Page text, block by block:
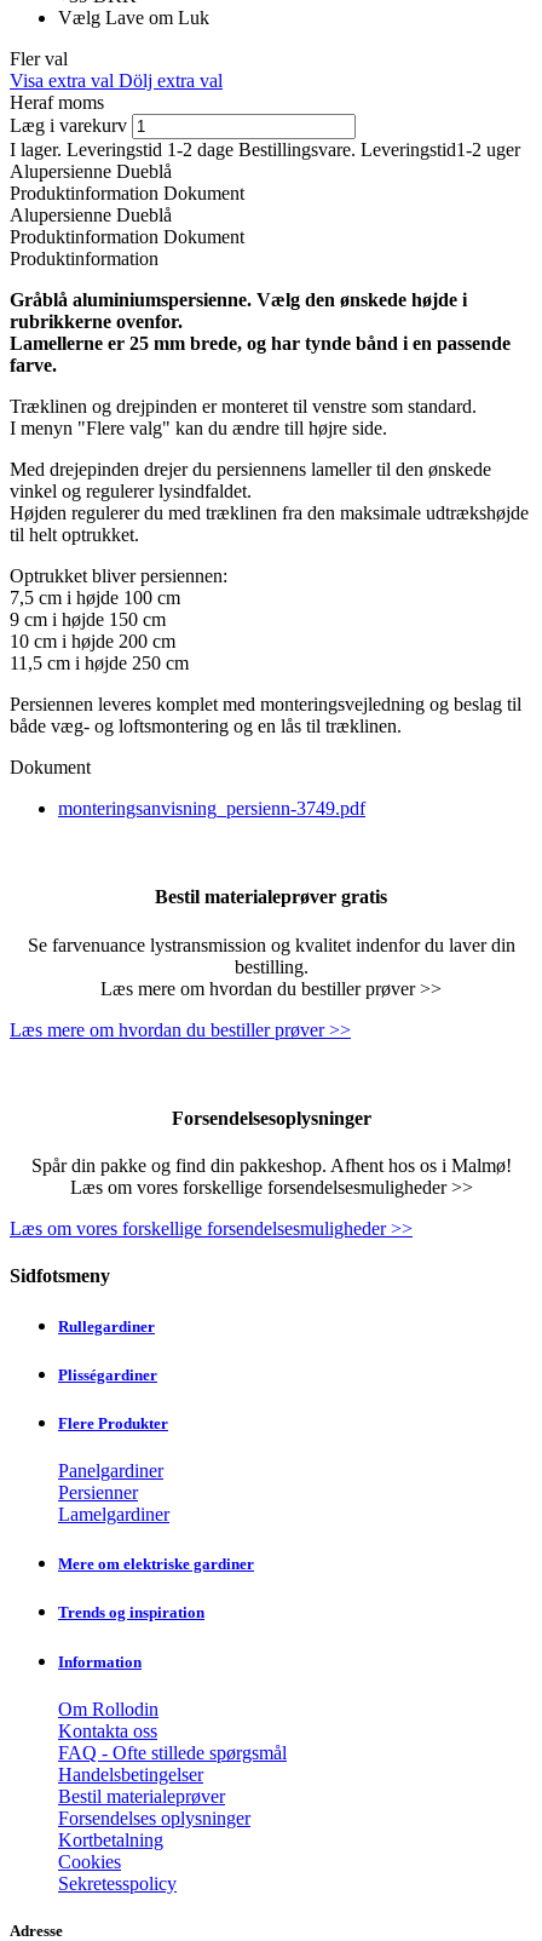
Vælg Lave om Luk
Fler val
Visa extra val Dölj extra val
Heraf moms
Læg i varekurv
I lager. Leveringstid 1-2 dage Bestillingsvare. Leveringstid1-2 uger
Alupersienne Dueblå
Produktinformation Dokument
Alupersienne Dueblå
Produktinformation Dokument
Produktinformation
Gråblå aluminiumspersienne. Vælg den ønskede højde i
rubrikkerne ovenfor.
Lamellerne er 25 mm brede, og har tynde bånd i en passende
farve.
Træklinen og drejpinden er monteret til venstre som standard.
I menyn "Flere valg" kan du ændre till højre side.
Med drejepinden drejer du persiennens lameller til den ønskede
vinkel og regulerer lysindfaldet.
Højden regulerer du med træklinen fra den maksimale udtrækshøjde
til helt optrukket.
Optrukket bliver persiennen:
7,5 cm i højde 100 cm
9 cm i højde 150 cm
10 cm i højde 200 cm
11,5 cm i højde 250 cm
Persiennen leveres komplet med monteringsvejledning og beslag til
både væg- og loftsmontering og en lås til træklinen.
Dokument
monteringsanvisning_persienn-3749.pdf
Bestil materialeprøver gratis
Se farvenuance lystransmission og kvalitet indenfor du laver din
bestilling.
Læs mere om hvordan du bestiller prøver >>
Læs mere om hvordan du bestiller prøver >>
Forsendelsesoplysninger
Spår din pakke og find din pakkeshop. Afhent hos os i Malmø!
Læs om vores forskellige forsendelsesmuligheder >>
Læs om vores forskellige forsendelsesmuligheder >>
Sidfotsmeny
Rullegardiner
Plisségardiner
Flere Produkter
Panelgardiner
Persienner
Lamelgardiner
Mere om elektriske gardiner
Trends og inspiration
Information
Om Rollodin
Kontakta oss
FAQ - Ofte stillede spørgsmål
Handelsbetingelser
Bestil materialeprøver
Forsendelses oplysninger
Kortbetalning
Cookies
Sekretesspolicy
Adresse